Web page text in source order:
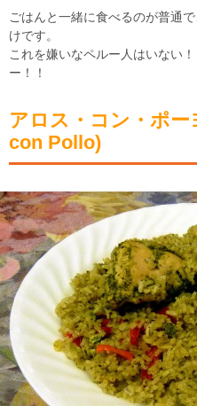
ごはんと一緒に食べるのが普通
けです。
これを嫌いなペルー人はいない
ー！！
アロス・コン・ポ
con Pollo)